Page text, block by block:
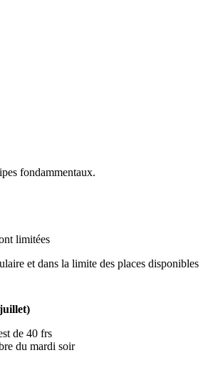
fondammentaux.
limitées
et dans la limite des places disponibles
de 40 frs
du mardi soir